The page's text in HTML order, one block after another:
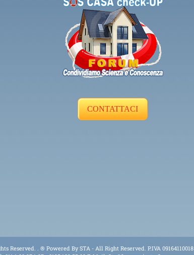
CONTATTACI
Reserved. . ® Powered BySTA - All Right Reserved. P.IVA 09164110018